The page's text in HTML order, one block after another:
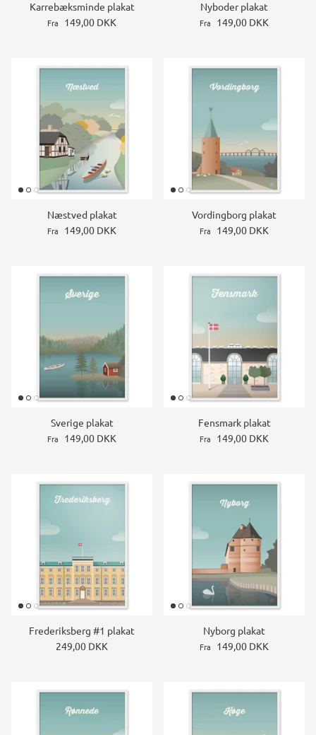
Karrebæksminde plakat
Fra 149,00 DKK
Nyboder plakat
Fra 149,00 DKK
Næstved plakat
Fra 149,00 DKK
Vordingborg plakat
Fra 149,00 DKK
Sverige plakat
Fra 149,00 DKK
Fensmark plakat
Fra 149,00 DKK
Frederiksberg #1 plakat
249,00 DKK
Nyborg plakat
Fra 149,00 DKK